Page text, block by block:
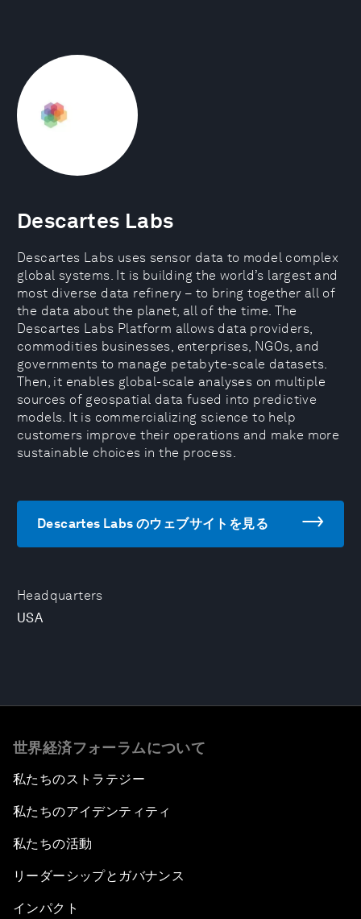
Headquarters
USA
Descartes Labs
Descartes Labs uses sensor data to model complex
global systems. It is building the world’s largest and
most diverse data refinery – to bring together all of
the data about the planet, all of the time. The
Descartes Labs Platform allows data providers,
commodities businesses, enterprises, NGOs, and
governments to manage petabyte-scale datasets.
Then, it enables global-scale analyses on multiple
sources of geospatial data fused into predictive
models. It is commercializing science to help
customers improve their operations and make more
sustainable choices in the process.
Descartes Labs のウェブサイトを見る
世界経済フォーラムについて
私たちのストラテジー
私たちのアイデンティティ
私たちの活動
リーダーシップとガバナンス
インパクト